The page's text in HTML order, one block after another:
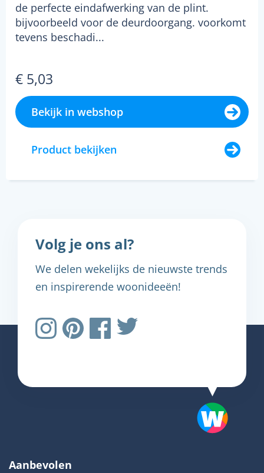
de perfecte eindafwerking van de plint.
bijvoorbeeld voor de deurdoorgang. voorkomt
tevens beschadi...
€ 5,03
Bekijk in webshop
Product bekijken
Volg je ons al?
We delen wekelijks de nieuwste trends
en inspirerende woonideeën!
Aanbevolen